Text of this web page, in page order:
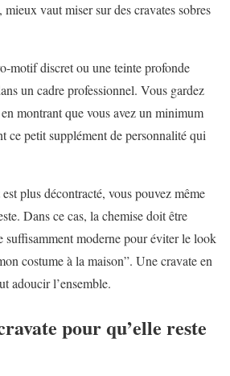
vaut miser sur des cravates sobres
motif discret ou une teinte profonde
un cadre professionnel. Vous gardez
montrant que vous avez un minimum
ce petit supplément de personnalité qui
plus décontracté, vous pouvez même
Dans ce cas, la chemise doit être
suffisamment moderne pour éviter le look
costume à la maison”. Une cravate en
adoucir l’ensemble.
pour qu’elle reste